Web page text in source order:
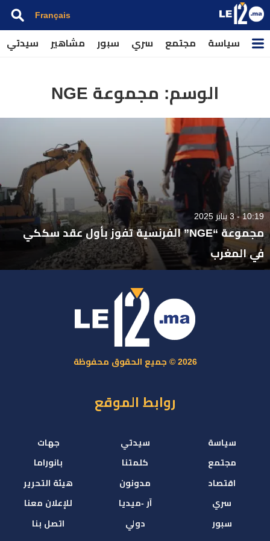
Français
سياسة مجتمع سري سبور مشاهير سيدتي
الوسم: مجموعة NGE
10:19 - 3 يناير 2025
مجموعة “NGE” الفرنسية تفوز بأول عقد سككي
في المغرب
2026 © جميع الحقوق محفوظة
روابط الموقع
سياسة
مجتمع
اقتصاد
سري
سبور
سيدتي
كلمتنا
مدونون
آر -ميديا
دولي
جهات
بانوراما
هيئة التحرير
للإعلان معنا
اتصل بنا